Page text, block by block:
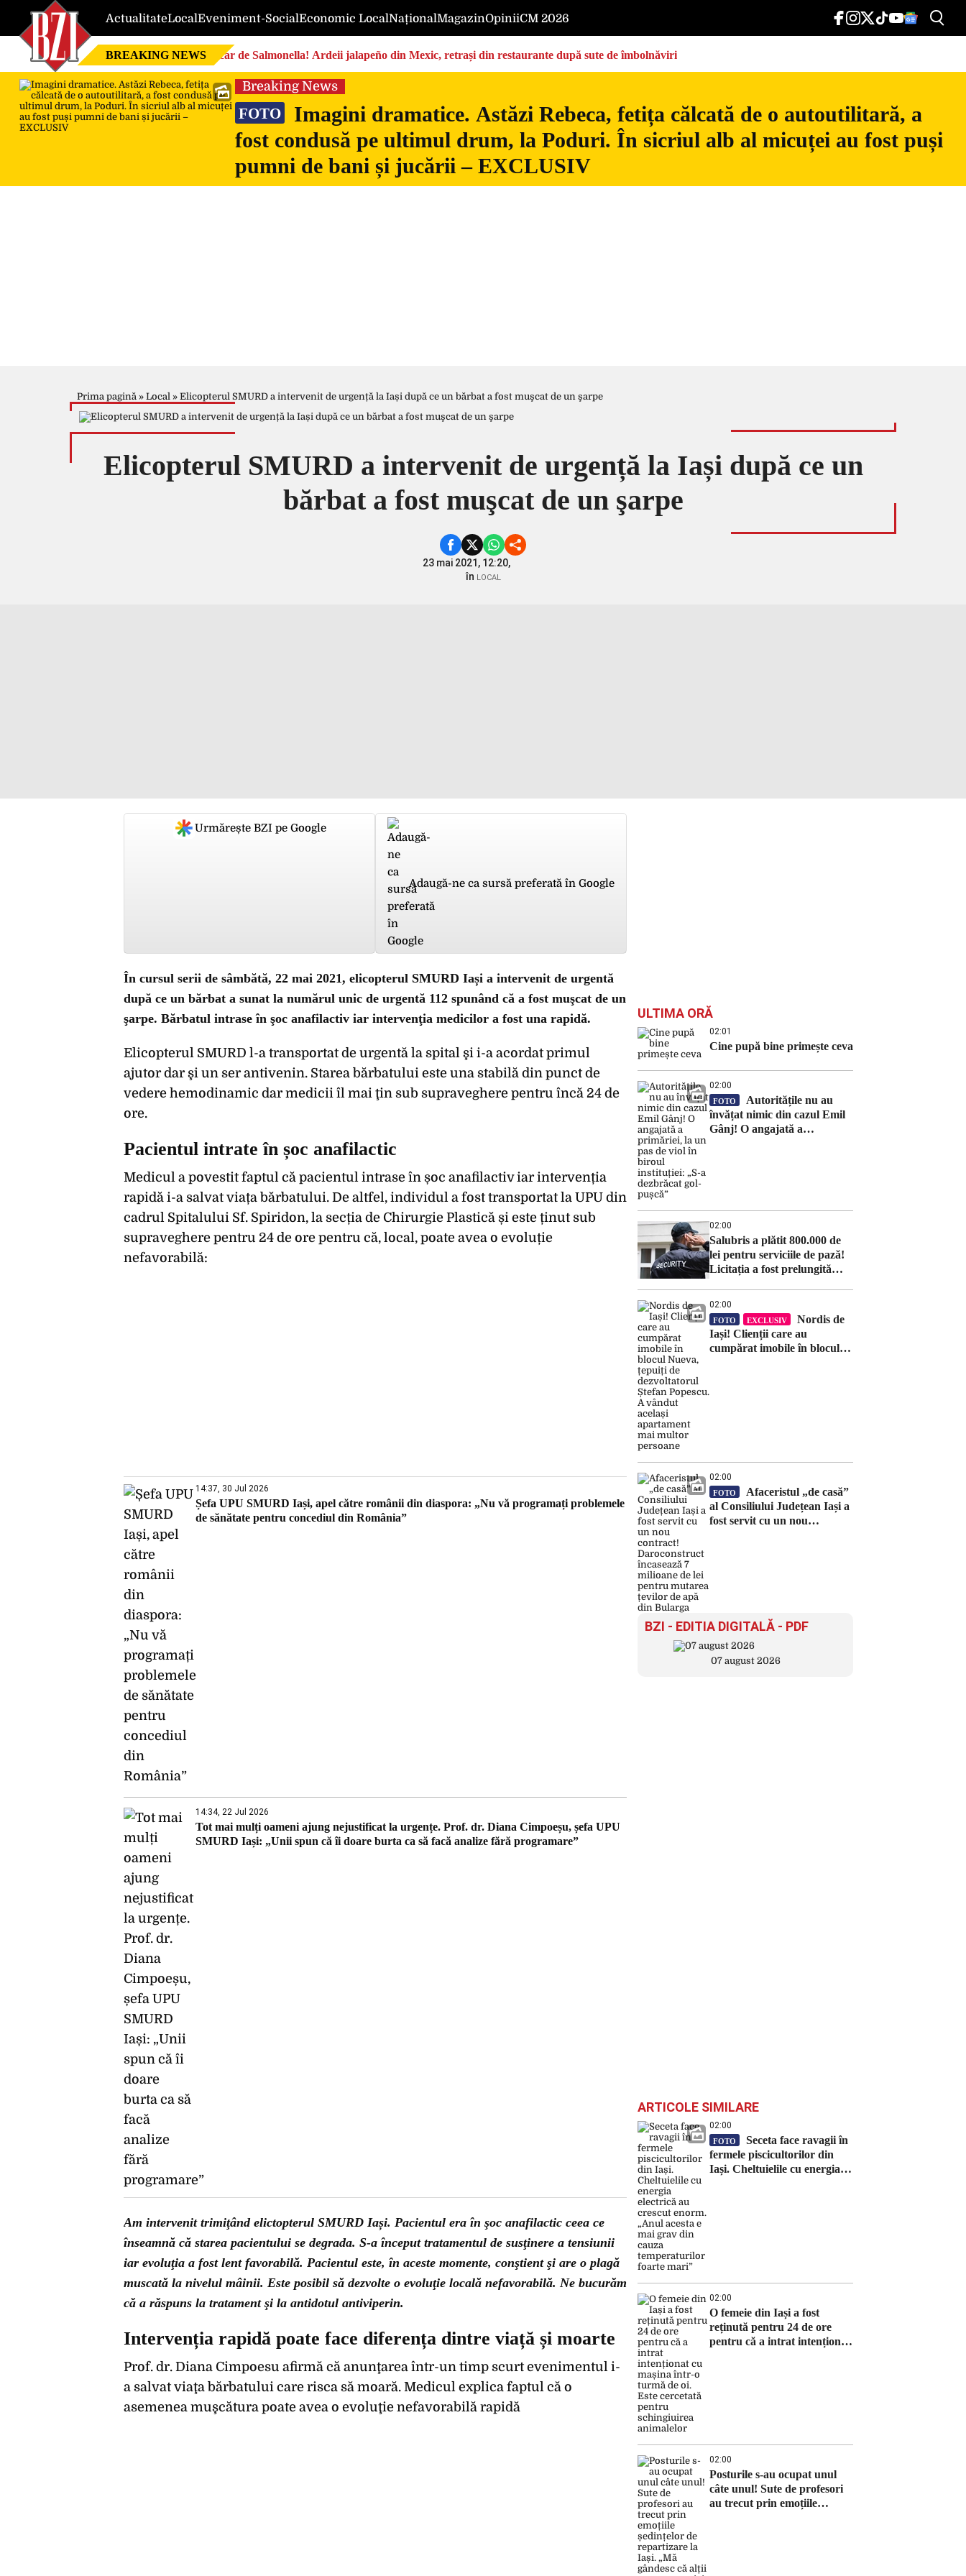
ActualitateLocalEveniment-SocialEconomic LocalNaționalMagazinOpiniiCM 2026
BREAKING NEWS Focar de Salmonella! Ardeii jalapeño din Mexic, retrași din restaurante după sute de îmbolnăviri
Breaking News
FOTO
Imagini dramatice. Astăzi Rebeca, fetița călcată de o autoutilitară, a
fost condusă pe ultimul drum, la Poduri. În sicriul alb al micuței au fost puși
pumni de bani și jucării – EXCLUSIV
Prima pagină » Local » Elicopterul SMURD a intervenit de urgență la Iași după ce un bărbat a fost muşcat de un şarpe
Elicopterul SMURD a intervenit de urgență la Iași după ce un
bărbat a fost muşcat de un şarpe
23 mai 2021, 12:20,
în LOCAL
Urmărește BZI pe Google
Adaugă-ne ca sursă preferată în Google
În cursul serii de sâmbătă, 22 mai 2021, elicopterul SMURD Iași a intervenit de urgentă
după ce un bărbat a sunat la numărul unic de urgentă 112 spunând că a fost muşcat de un
şarpe. Bărbatul intrase în şoc anafilactiv iar intervenţia medicilor a fost una rapidă.
Elicopterul SMURD l-a transportat de urgentă la spital şi i-a acordat primul
ajutor dar şi un ser antivenin. Starea bărbatului este una stabilă din punct de
vedere hemodinamic dar medicii îl mai ţin sub supraveghere pentru încă 24 de
ore.
Pacientul intrate în șoc anafilactic
Medicul a povestit faptul că pacientul intrase în șoc anafilactiv iar intervenția
rapidă i-a salvat viața bărbatului. De altfel, individul a fost transportat la UPU din
cadrul Spitalului Sf. Spiridon, la secția de Chirurgie Plastică și este ținut sub
supraveghere pentru 24 de ore pentru că, local, poate avea o evoluție
nefavorabilă:
14:37, 30 Jul 2026
Șefa UPU SMURD Iași, apel către românii din diaspora: „Nu vă programați problemele
de sănătate pentru concediul din România”
14:34, 22 Jul 2026
Tot mai mulți oameni ajung nejustificat la urgențe. Prof. dr. Diana Cimpoeșu, șefa UPU
SMURD Iași: „Unii spun că îi doare burta ca să facă analize fără programare”
Am intervenit trimiţând elictopterul SMURD Iași. Pacientul era în şoc anafilactic ceea ce
înseamnă că starea pacientului se degrada. S-a început tratamentul de susţinere a tensiunii
iar evoluţia a fost lent favorabilă. Pacientul este, în aceste momente, conştient şi are o plagă
muscată la nivelul mâinii. Este posibil să dezvolte o evoluţie locală nefavorabilă. Ne bucurăm
că a răspuns la tratament şi la antidotul antiviperin.
Intervenția rapidă poate face diferența dintre viață și moarte
Prof. dr. Diana Cimpoesu afirmă că anunţarea într-un timp scurt evenimentul i-
a salvat viaţa bărbatului care risca să moară. Medicul explica faptul că o
asemenea muşcătura poate avea o evoluţie nefavorabilă rapidă
ULTIMA ORĂ
02:01
Cine pupă bine primește ceva
02:00
FOTO
Autoritățile nu au
învățat nimic din cazul Emil
Gânj! O angajată a
02:00
Salubris a plătit 800.000 de
lei pentru serviciile de pază!
Licitația a fost prelungită
02:00
FOTO EXCLUSIV
Nordis de
Iași! Clienții care au
cumpărat imobile în blocul
02:00
FOTO
Afaceristul „de casă”
al Consiliului Județean Iași a
fost servit cu un nou
BZI - EDITIA DIGITALĂ - PDF
07 august 2026
ARTICOLE SIMILARE
02:00
FOTO
Seceta face ravagii în
fermele piscicultorilor din
Iași. Cheltuielile cu energia
02:00
O femeie din Iași a fost
reținută pentru 24 de ore
pentru că a intrat intenționat
02:00
Posturile s-au ocupat unul
câte unul! Sute de profesori
au trecut prin emoțiile